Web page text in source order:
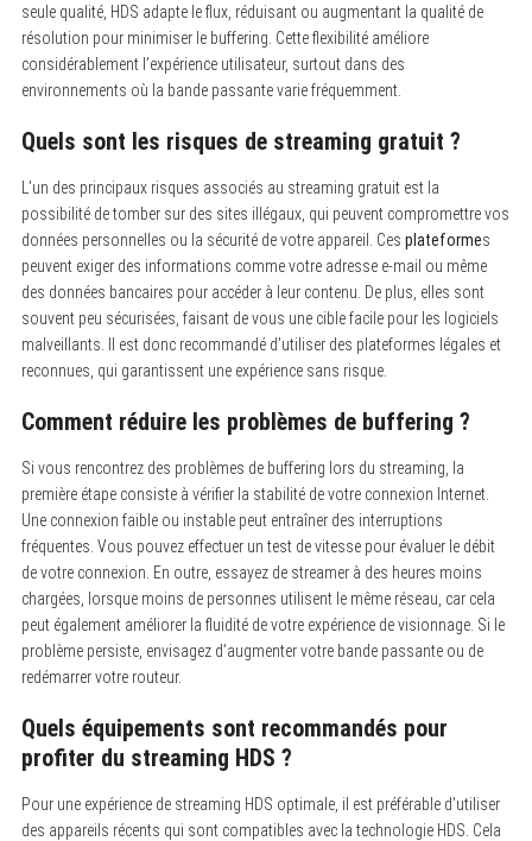
seule qualité, HDS adapte le flux, réduisant ou augmentant la qualité de
résolution pour minimiser le buffering. Cette flexibilité améliore
considérablement l’expérience utilisateur, surtout dans des
environnements où la bande passante varie fréquemment.
Quels sont les risques de streaming gratuit ?
L’un des principaux risques associés au streaming gratuit est la
possibilité de tomber sur des sites illégaux, qui peuvent compromettre vos
données personnelles ou la sécurité de votre appareil. Ces plateformes
peuvent exiger des informations comme votre adresse e-mail ou même
des données bancaires pour accéder à leur contenu. De plus, elles sont
souvent peu sécurisées, faisant de vous une cible facile pour les logiciels
malveillants. Il est donc recommandé d’utiliser des plateformes légales et
reconnues, qui garantissent une expérience sans risque.
Comment réduire les problèmes de buffering ?
Si vous rencontrez des problèmes de buffering lors du streaming, la
première étape consiste à vérifier la stabilité de votre connexion Internet.
Une connexion faible ou instable peut entraîner des interruptions
fréquentes. Vous pouvez effectuer un test de vitesse pour évaluer le débit
de votre connexion. En outre, essayez de streamer à des heures moins
chargées, lorsque moins de personnes utilisent le même réseau, car cela
peut également améliorer la fluidité de votre expérience de visionnage. Si le
problème persiste, envisagez d’augmenter votre bande passante ou de
redémarrer votre routeur.
Quels équipements sont recommandés pour
profiter du streaming HDS ?
Pour une expérience de streaming HDS optimale, il est préférable d’utiliser
des appareils récents qui sont compatibles avec la technologie HDS. Cela